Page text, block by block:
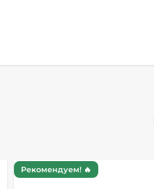
Рекомендуем! 🔥